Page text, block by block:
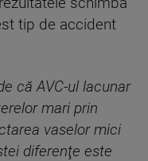
tip de accident
că AVC-ul lacunar
mari prin
vaselor mici
diferenţe este